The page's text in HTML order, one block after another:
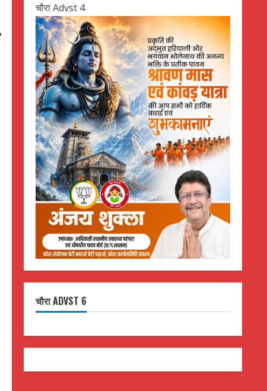
चौरा Advst 4
चौरा ADVST 6